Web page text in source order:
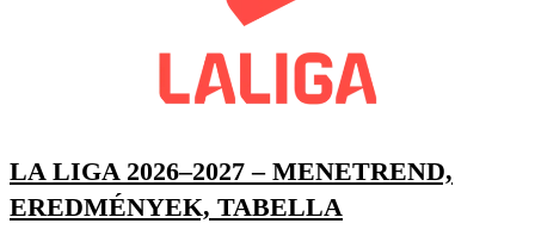
LA LIGA 2026–2027 – MENETREND,
EREDMÉNYEK, TABELLA